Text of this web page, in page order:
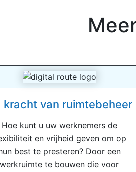
kracht van ruimtebeheer
Hoe kunt u uw werknemers de
en vrijheid geven om op
best te presteren? Door een
werkruimte te bouwen die voor